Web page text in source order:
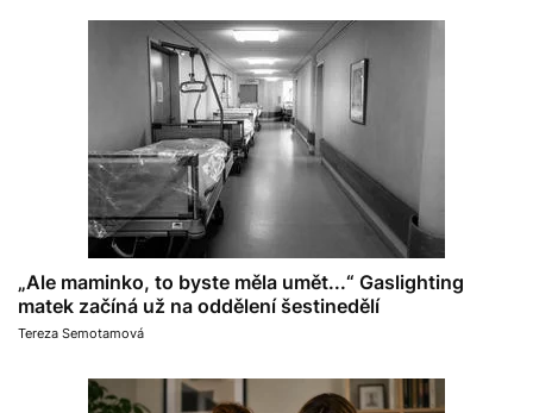
„Ale maminko, to byste měla umět...“ Gaslighting
matek začíná už na oddělení šestinedělí
Tereza Semotamová